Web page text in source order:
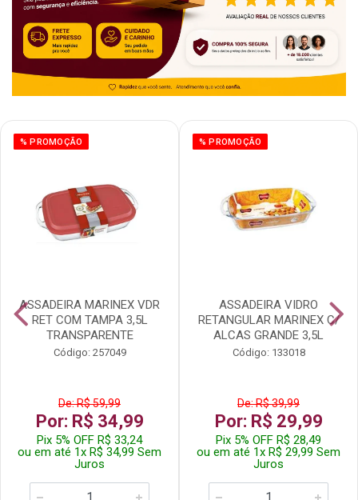
% PROMOÇÃO
ASSADEIRA MARINEX VDR
RET COM TAMPA 3,5L
TRANSPARENTE
Código: 257049
De: R$ 59,99
Por: R$ 34,99
Pix 5% OFF R$ 33,24
ou em até 1x R$ 34,99 Sem
Juros
% PROMOÇÃO
ASSADEIRA VIDRO
RETANGULAR MARINEX C/
ALCAS GRANDE 3,5L
Código: 133018
De: R$ 39,99
Por: R$ 29,99
Pix 5% OFF R$ 28,49
ou em até 1x R$ 29,99 Sem
Juros